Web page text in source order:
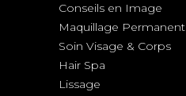
Conseils en Image
Maquillage Permanent
Soin Visage & Corps
Hair Spa
Lissage